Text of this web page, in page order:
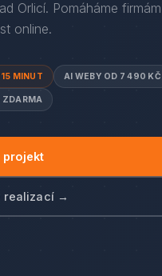
Orlicí. Pomáháme firmám
online.
MINUT AI WEBY OD 7 490 KČ
ZDARMA
projekt
realizací →